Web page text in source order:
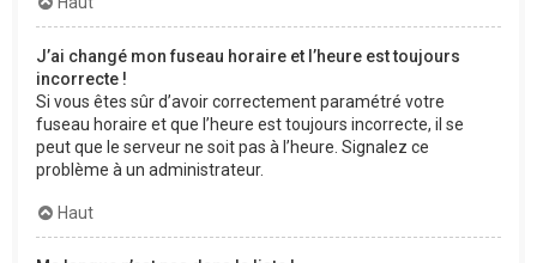
J’ai changé mon fuseau horaire et l’heure est toujours
incorrecte !
Si vous êtes sûr d’avoir correctement paramétré votre
fuseau horaire et que l’heure est toujours incorrecte, il se
peut que le serveur ne soit pas à l’heure. Signalez ce
problème à un administrateur.
Haut